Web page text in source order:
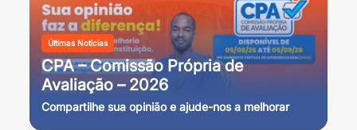
Últimas Notícias
CPA – Comissão Própria de
Avaliação – 2026
Compartilhe sua opinião e ajude-nos a melhorar